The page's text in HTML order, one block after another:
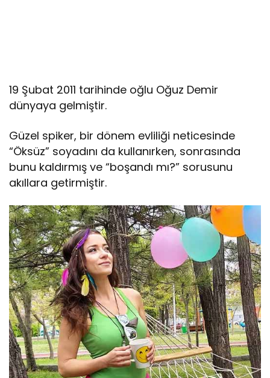
19 Şubat 2011 tarihinde oğlu Oğuz Demir
dünyaya gelmiştir.
Güzel spiker, bir dönem evliliği neticesinde
“Öksüz” soyadını da kullanırken, sonrasında
bunu kaldırmış ve “boşandı mı?” sorusunu
akıllara getirmiştir.